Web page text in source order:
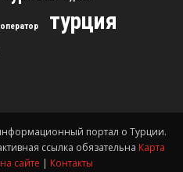
турция
портал о Турции.
ссылка обязательна Карта
сайте | Контакты